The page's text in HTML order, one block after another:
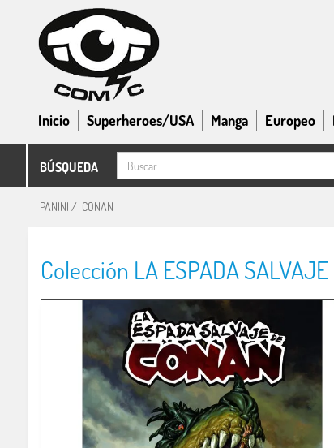
Inicio Superheroes/USA Manga Europeo
BÚSQUEDA
PANINI / CONAN
Colección LA ESPADA